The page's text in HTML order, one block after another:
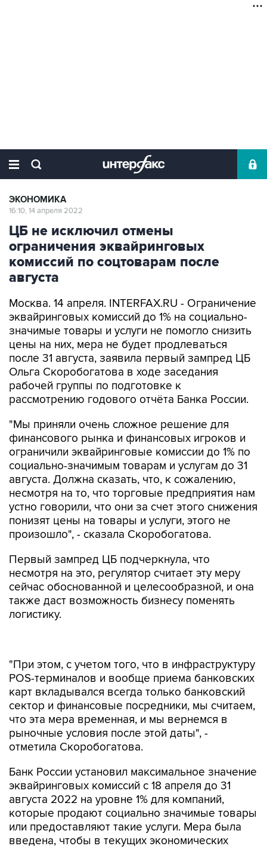
ЭКОНОМИКА
16:10, 14 апреля 2022
ЦБ не исключил отмены
ограничения эквайринговых
комиссий по соцтоварам после
августа
Москва. 14 апреля. INTERFAX.RU - Ограничение
эквайринговых комиссий до 1% на социально-
значимые товары и услуги не помогло снизить
цены на них, мера не будет продлеваться
после 31 августа, заявила первый зампред ЦБ
Ольга Скоробогатова в ходе заседания
рабочей группы по подготовке к
рассмотрению годового отчёта Банка России.
"Мы приняли очень сложное решение для
финансового рынка и финансовых игроков и
ограничили эквайринговые комиссии до 1% по
социально-значимым товарам и услугам до 31
августа. Должна сказать, что, к сожалению,
несмотря на то, что торговые предприятия нам
устно говорили, что они за счет этого снижения
понизят цены на товары и услуги, этого не
произошло", - сказала Скоробогатова.
Первый зампред ЦБ подчеркнула, что
несмотря на это, регулятор считает эту меру
сейчас обоснованной и целесообразной, и она
также даст возможность бизнесу поменять
логистику.
карт вкладывался всегда только банковский
сектор и финансовые посредники, мы считаем,
что эта мера временная, и мы вернемся в
рыночные условия после этой даты", -
отметила Скоробогатова.
Банк России установил максимальное значение
августа 2022 на уровне 1% для компаний,
которые продают социально значимые товары
или предоставляют такие услуги. Мера была
введена, чтобы в текущих экономических
условиях дать возможность бизнесу за счет
снижения издержек перестроить свою